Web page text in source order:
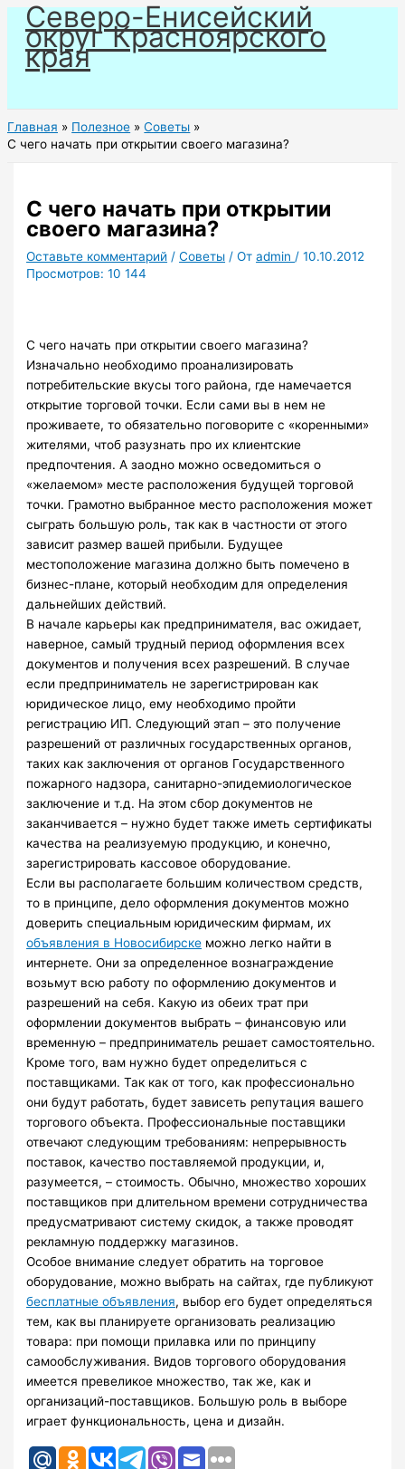
Перейти
содержимому
Северо-Енисейский
округ Красноярского
края
Главная Полезное
Советы
С чего начать при открытии своего магазина?
С чего начать при открытии
своего магазина?
Оставьте комментарий /Советы / Отadmin /10.10.2012
Просмотров: 10 144
С чего начать при открытии своего магазина?
Изначально необходимо проанализировать
потребительские вкусы того района, где намечается
открытие торговой точки. Если сами вы в нем не
проживаете, то обязательно поговорите с «коренными»
жителями, чтоб разузнать про их клиентские
предпочтения. А заодно можно осведомиться о
«желаемом» месте расположения будущей торговой
точки. Грамотно выбранное место расположения может
сыграть большую роль, так как в частности от этого
зависит размер вашей прибыли. Будущее
местоположение магазина должно быть помечено в
бизнес-плане, который необходим для определения
дальнейших действий.
В начале карьеры как предпринимателя, вас ожидает,
наверное, самый трудный период оформления всех
документов и получения всех разрешений. В случае
если предприниматель не зарегистрирован как
юридическое лицо, ему необходимо пройти
регистрацию ИП. Следующий этап – это получение
разрешений от различных государственных органов,
таких как заключения от органов Государственного
пожарного надзора, санитарно-эпидемиологическое
заключение и т.д. На этом сбор документов не
заканчивается – нужно будет также иметь сертификаты
качества на реализуемую продукцию, и конечно,
зарегистрировать кассовое оборудование.
Если вы располагаете большим количеством средств,
то в принципе, дело оформления документов можно
доверить специальным юридическим фирмам, их
объявления в Новосибирске можно легко найти в
интернете. Они за определенное вознаграждение
возьмут всю работу по оформлению документов и
разрешений на себя. Какую из обеих трат при
оформлении документов выбрать – финансовую или
временную – предприниматель решает самостоятельно.
Кроме того, вам нужно будет определиться с
поставщиками. Так как от того, как профессионально
они будут работать, будет зависеть репутация вашего
торгового объекта. Профессиональные поставщики
отвечают следующим требованиям: непрерывность
поставок, качество поставляемой продукции, и,
разумеется, – стоимость. Обычно, множество хороших
поставщиков при длительном времени сотрудничества
предусматривают систему скидок, а также проводят
рекламную поддержку магазинов.
Особое внимание следует обратить на торговое
оборудование, можно выбрать на сайтах, где публикуют
бесплатные объявления, выбор его будет определяться
тем, как вы планируете организовать реализацию
товара: при помощи прилавка или по принципу
самообслуживания. Видов торгового оборудования
имеется превеликое множество, так же, как и
организаций-поставщиков. Большую роль в выборе
играет функциональность, цена и дизайн.